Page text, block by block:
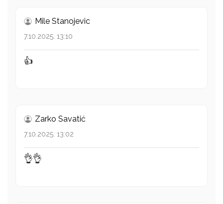
Mile Stanojevic
7.10.2025. 13:10
👍
Zarko Savatić
7.10.2025. 13:02
👌👌